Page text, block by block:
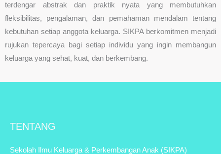
terdengar abstrak dan praktik nyata yang membutuhkan
fleksibilitas, pengalaman, dan pemahaman mendalam tentang
kebutuhan setiap anggota keluarga. SIKPA berkomitmen menjadi
rujukan tepercaya bagi setiap individu yang ingin membangun
keluarga yang sehat, kuat, dan berkembang.
TENTANG
Sekolah Ilmu Keluarga & Perkembangan Anak (SIKPA)